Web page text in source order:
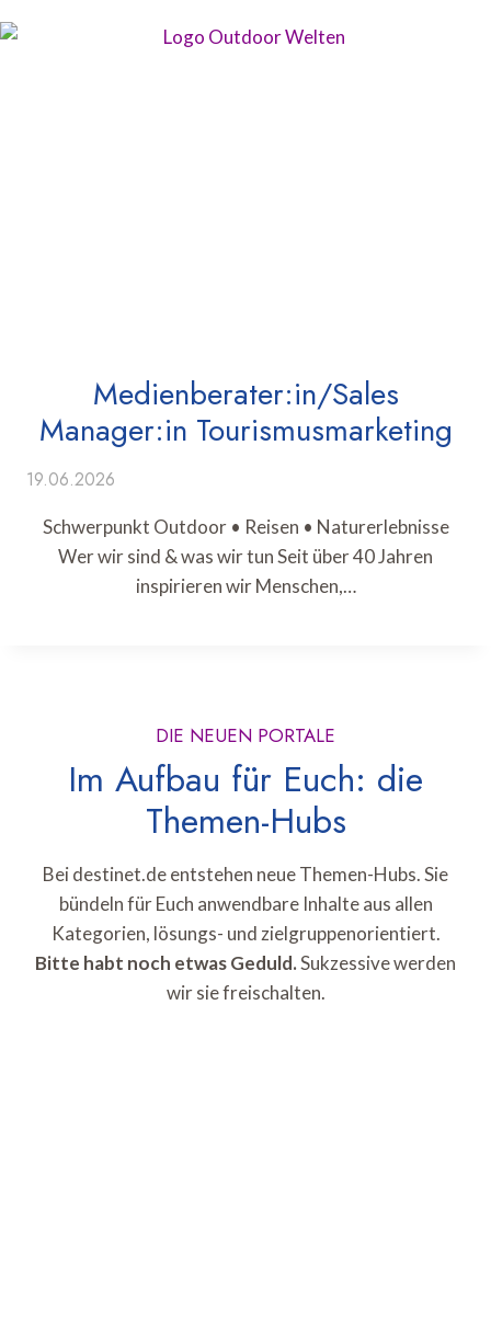
Medienberater:in/Sales
Manager:in Tourismusmarketing
19.06.2026
Schwerpunkt Outdoor • Reisen • Naturerlebnisse
Wer wir sind & was wir tun Seit über 40 Jahren
inspirieren wir Menschen,…
DIE NEUEN PORTALE
Im Aufbau für Euch: die
Themen-Hubs
Bei destinet.de entstehen neue Themen-Hubs. Sie
bündeln für Euch anwendbare Inhalte aus allen
Kategorien, lösungs- und zielgruppenorientiert.
Bitte habt noch etwas Geduld.Sukzessive werden
wir sie freischalten.